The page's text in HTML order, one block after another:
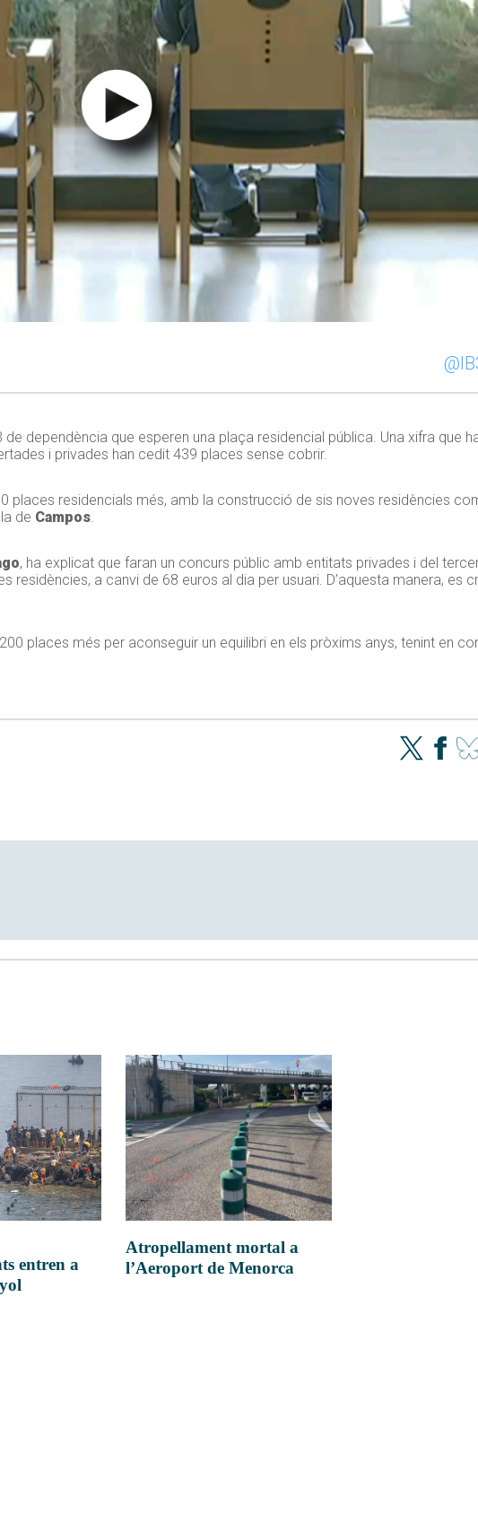
dependència que esperen una plaça residencial pública. Una xifra que
i privades han cedit 439 places sense cobrir.
places residencials més, amb la construcció de sis noves residències
de Campos.
, ha explicat que faran un concurs públic amb entitats privades i del
residències, a canvi de 68 euros al dia per usuari. D’aquesta manera, es
places més per aconseguir un equilibri en els pròxims anys, tenint en
entren a
Atropellament mortal a
l’Aeroport de Menorca